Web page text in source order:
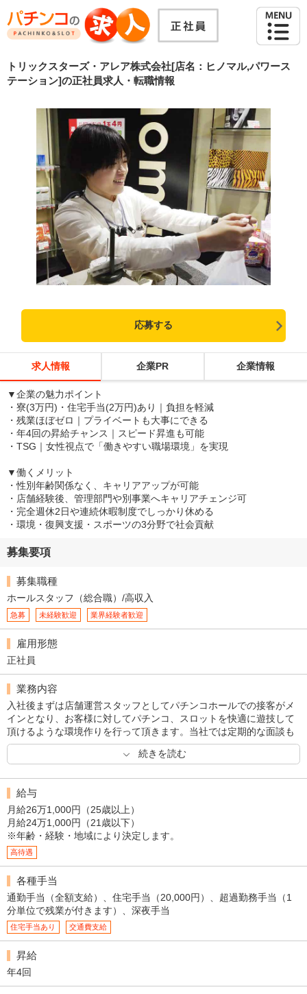
トリックスターズ・アレア株式会社[店名：ヒノマル,パワース
テーション]の正社員求人・転職情報
応募する
求人情報 企業PR 企業情報
▼企業の魅力ポイント
・寮(3万円)・住宅手当(2万円)あり｜負担を軽減
・残業ほぼゼロ｜プライベートも大事にできる
・年4回の昇給チャンス｜スピード昇進も可能
・TSG｜女性視点で「働きやすい職場環境」を実現
▼働くメリット
・性別年齢関係なく、キャリアアップが可能
・店舗経験後、管理部門や別事業へキャリアチェンジ可
・完全週休2日や連続休暇制度でしっかり休める
・環境・復興支援・スポーツの3分野で社会貢献
募集要項
募集職種
ホールスタッフ（総合職）/高収入
急募 未経験歓迎 業界経験者歓迎
雇用形態
正社員
業務内容
入社後まずは店舗運営スタッフとしてパチンコホールでの接客がメ
インとなり、お客様に対してパチンコ、スロットを快適に遊技して
頂けるような環境作りを行って頂きます。当社では定期的な面談も
あるので、何かあっても相談しやすい環境です！私たちと一緒に理
念にもあるような『遊び』の本質であるドキドキ、ワクワク感をお
続きを読む
給与
月給26万1,000円（25歳以上）
月給24万1,000円（21歳以下）
※年齢・経験・地域により決定します。
高待遇
各種手当
通勤手当（全額支給）、住宅手当（20,000円）、超過勤務手当（1
分単位で残業が付きます）、深夜手当
住宅手当あり 交通費支給
昇給
年4回